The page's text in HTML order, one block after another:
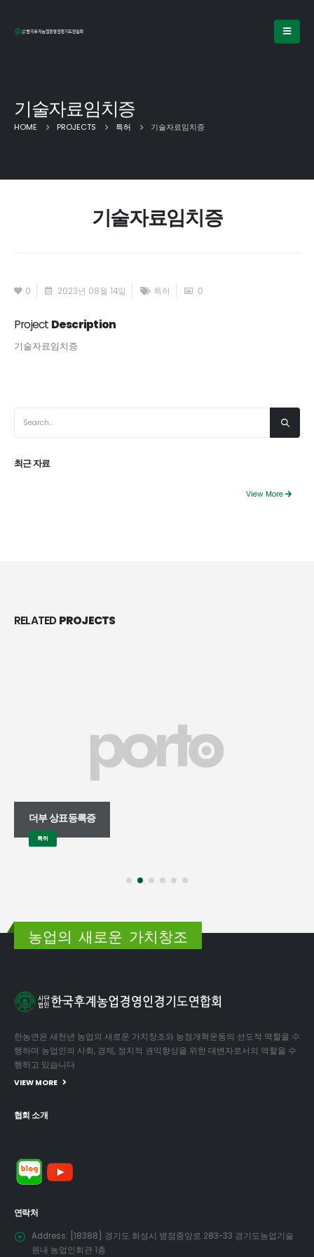
기술자료임치증
HOME PROJECTS 특허 기술자료임치증
기술자료임치증
0 2023년 08월 14일 특허 0
Project Description
기술자료임치증
최근 자료
View More
RELATEDPROJECTS
더부 상표등록증
특허
농업의 새로운 가치창조
한농연은 새천년 농업의 새로운 가치창조와 농정개혁운동의 선도적 역할을 수
행하며 농업인의 사회, 경제, 정치적 권익향상을 위한 대변자로서의 역할을 수
행하고 있습니다
VIEW MORE
협회 소개
연락처
Address:
[18388] 경기도 화성시 병점중앙로 283-33 경기도농업기술
원내 농업인회관 1층